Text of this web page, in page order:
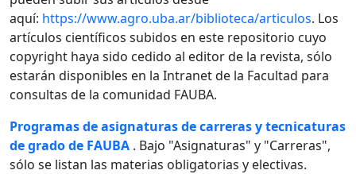
aquí: https://www.agro.uba.ar/biblioteca/articulos. Los
artículos científicos subidos en este repositorio cuyo
copyright haya sido cedido al editor de la revista, sólo
estarán disponibles en la Intranet de la Facultad para
consultas de la comunidad FAUBA.
Programas de asignaturas de carreras y tecnicaturas
de grado de FAUBA . Bajo "Asignaturas" y "Carreras",
sólo se listan las materias obligatorias y electivas.